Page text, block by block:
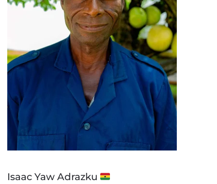
Isaac Yaw Adrazku 🇬🇭